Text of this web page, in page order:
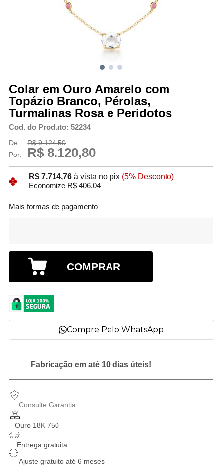
Colar em Ouro Amarelo com
Topázio Branco, Pérolas,
Turmalinas Rosa e Peridotos
Cod. do Produto: 52234
De:
R$ 9.124,50
Por:
R$ 8.120,80
R$ 7.714,76 à vista no pix (5% Desconto)
Economize R$ 406,04
Mais formas de pagamento
COMPRAR
Compre Pelo WhatsApp
Fabricação em até 10 dias úteis!
Consulte Garantia
Ouro 18K 750
Entrega gratuita
Ajuste gratuito até 6 meses